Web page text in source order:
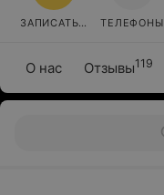
О нас Отзывы119
ЗАПИСАТЬСЯ ОНЛАЙН
ТЕЛЕФОНЫ